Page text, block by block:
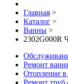
Главная >
Каталог >
Ванны >
2302G000R
Ремонт
Отопление в
Ремонт труб